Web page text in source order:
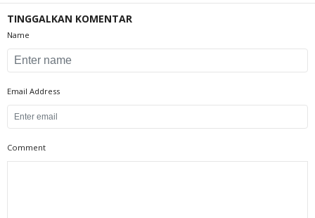
TINGGALKAN KOMENTAR
Name
Email Address
Comment